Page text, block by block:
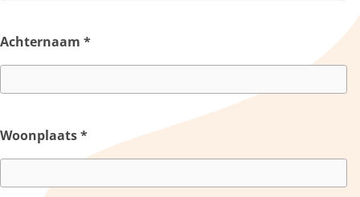
Achternaam *
Woonplaats*